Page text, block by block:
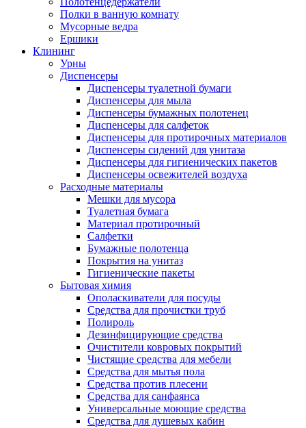
Полки в ванную комнату
Мусорные ведра
Ершики
Клининг
Урны
Диспенсеры
Диспенсеры туалетной бумаги
Диспенсеры для мыла
Диспенсеры бумажных полотенец
Диспенсеры для салфеток
Диспенсеры для протирочных материалов
Диспенсеры сидений для унитаза
Диспенсеры для гигиенических пакетов
Диспенсеры освежителей воздуха
Расходные материалы
Мешки для мусора
Туалетная бумага
Материал протирочный
Салфетки
Бумажные полотенца
Покрытия на унитаз
Гигиенические пакеты
Бытовая химия
Ополаскиватели для посуды
Средства для прочистки труб
Полироль
Дезинфицирующие средства
Очистители ковровых покрытий
Чистящие средства для мебели
Средства для мытья пола
Средства против плесени
Средства для санфаянса
Универсальные моющие средства
Средства для душевых кабин